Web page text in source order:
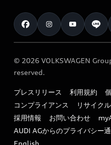
カタログ一覧
車検 / 定期点検
e-tronアフターサポート
myAudi
クオリティ
保証
メンテナンス
ファイナンス
キャンペーン / イベント
買取査定
お知らせ
オーナー様向けキャンペーン
特定整備適用車一覧
リサイクル法
よくある質問（FAQ）
© 2026 VOLKSWAGEN
reserved.
プレスリリース 利用規約
コンプライアンス
リサイク
採用情報
お問い合わせ
AUDI AGからのプライバシー
English